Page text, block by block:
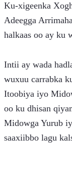
Ku-xigeenka
Adeegga
halkaas oo ay ku
Intii ay wada
wuxuu carrabka
Itoobiya iyo
oo ku dhisan
Midowga Yurub
saaxiibbo lagu